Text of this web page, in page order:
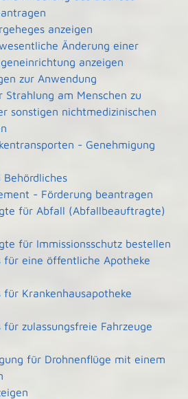
anzeigen
Änderung einer
anzeigen
zur Anwendung
Strahlung am Menschen zu
sonstigen nichtmedizinischen
- Genehmigung
- Förderung beantragen
für Abfall (Abfallbeauftragte)
für Immissionsschutz bestellen
für eine öffentliche Apotheke
Krankenhausapotheke
zulassungsfreie Fahrzeuge
für Drohnenflüge mit einem